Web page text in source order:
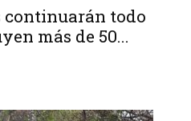
continuarán todo
más de 50...